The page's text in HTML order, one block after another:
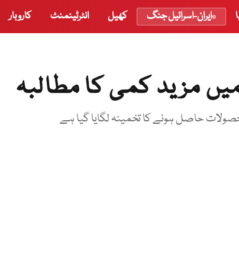
ایران-اسرائیل جنگ کھیل انٹرٹینمنٹ کاروبار
مزید کمی کا مطالبہ